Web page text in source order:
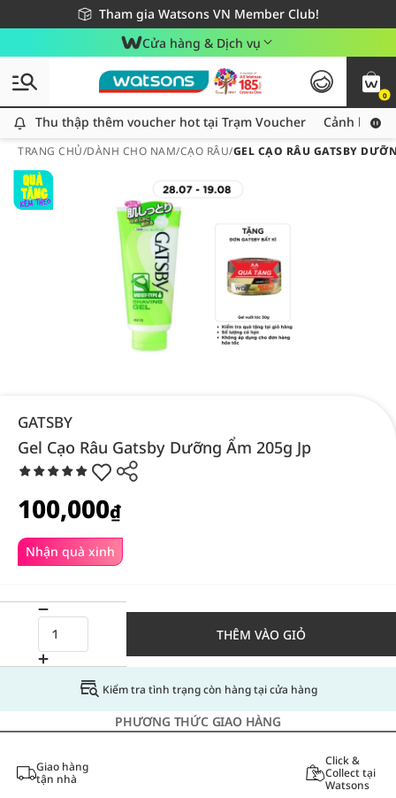
Tham gia Watsons VN Member Club!
Miễn phí giao hàng cho đơn hàng từ 249,000Đ
Giao hàng nhanh 24h - Áp dụng khu vực TP. Hồ Chí Minh
Cửa hàng & Dịch vụ
0
Thu thập thêm voucher hot tại Trạm Voucher
Thu thập thêm voucher hot tại Trạm Voucher Cảnh báo
TRANG CHỦ/DÀNH CHO NAM/CẠO RÂU/GEL CẠO RÂU GATSBY
GATSBY
Gel Cạo Râu Gatsby Dưỡng Ẩm 205g Jp
Nhận quà xinh
100,000₫
THÊM VÀO GIỎ
Kiểm tra tình trạng còn hàng tại cửa hàng
PHƯƠNG THỨC GIAO HÀNG
Giao hàng
tận nhà
Click &
Collect tại
Watsons